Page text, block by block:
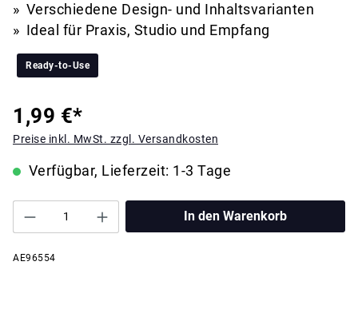
Verschiedene Design- und Inhaltsvarianten
Ideal für Praxis, Studio und Empfang
Ready-to-Use
1,99 €*
Preise inkl. MwSt. zzgl. Versandkosten
Verfügbar, Lieferzeit: 1-3 Tage
In den Warenkorb
AE96554